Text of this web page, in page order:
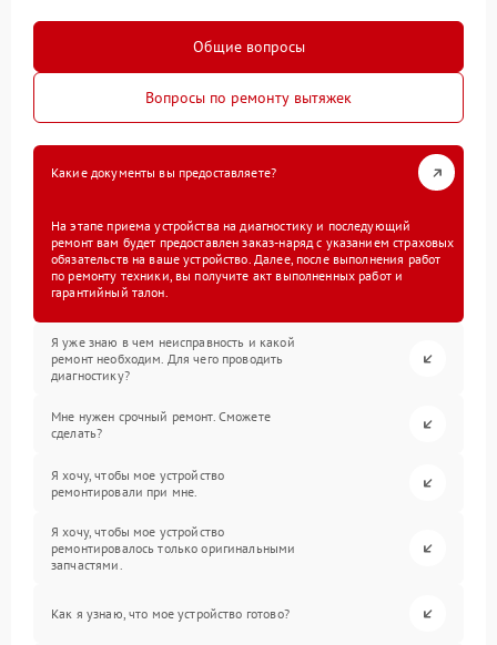
Общие вопросы
Вопросы по ремонту вытяжек
Какие документы вы предоставляете?
На этапе приема устройства на диагностику и последующий
ремонт вам будет предоставлен заказ-наряд с указанием страховых
обязательств на ваше устройство. Далее, после выполнения работ
по ремонту техники, вы получите акт выполненных работ и
гарантийный талон.
Я уже знаю в чем неисправность и какой
ремонт необходим. Для чего проводить
диагностику?
Мне нужен срочный ремонт. Сможете
сделать?
Я хочу, чтобы мое устройство
ремонтировали при мне.
Я хочу, чтобы мое устройство
ремонтировалось только оригинальными
запчастями.
Как я узнаю, что мое устройство готово?